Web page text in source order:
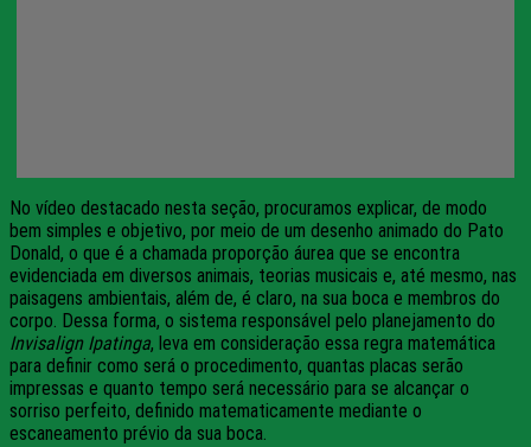
No vídeo destacado nesta seção, procuramos explicar, de modo
bem simples e objetivo, por meio de um desenho animado do Pato
Donald, o que é a chamada proporção áurea que se encontra
evidenciada em diversos animais, teorias musicais e, até mesmo, nas
paisagens ambientais, além de, é claro, na sua boca e membros do
corpo. Dessa forma, o sistema responsável pelo planejamento do
Invisalign Ipatinga, leva em consideração essa regra matemática
para definir como será o procedimento, quantas placas serão
impressas e quanto tempo será necessário para se alcançar o
sorriso perfeito, definido matematicamente mediante o
escaneamento prévio da sua boca.